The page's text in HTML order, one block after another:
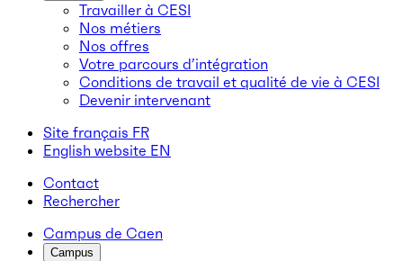
Travailler à CESI
Nos métiers
Nos offres
Votre parcours d’intégration
Conditions de travail et qualité de vie à CESI
Devenir intervenant
Site français FR
English website EN
Contact
Rechercher
Campus de Caen
Campus